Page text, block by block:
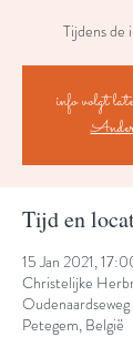
Tijdens de
info volgt
Tijd en
15 Jan 2021,
Christelijke
Petegem, België